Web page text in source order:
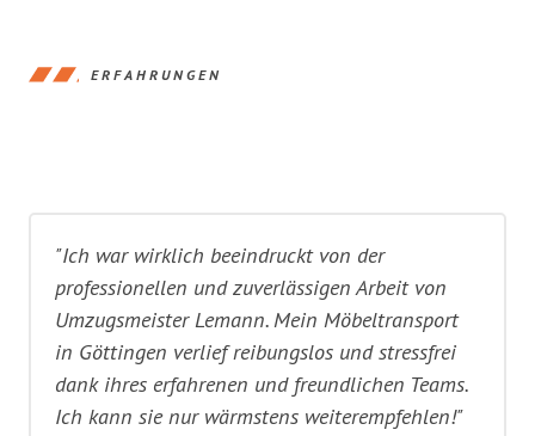
ERFAHRUNGEN
"Ich war wirklich beeindruckt von der
professionellen und zuverlässigen Arbeit von
Umzugsmeister Lemann. Mein Möbeltransport
in Göttingen verlief reibungslos und stressfrei
dank ihres erfahrenen und freundlichen Teams.
Ich kann sie nur wärmstens weiterempfehlen!"